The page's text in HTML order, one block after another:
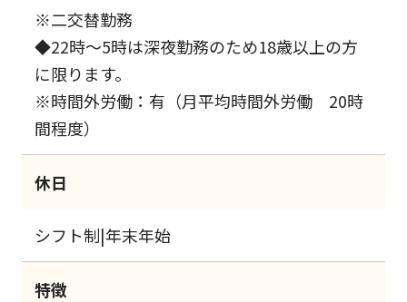
※二交替勤務
◆22時～5時は深夜勤務のため18歳以上の方
に限ります。
※時間外労働：有（月平均時間外労働 20時
間程度）
休日
シフト制|年末年始
特徴